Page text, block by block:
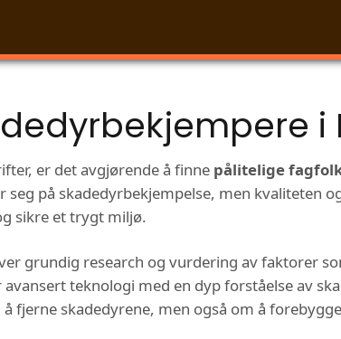
i
er det avgjørende å finne pålitelige
på skadedyrbekjempelse, men kvaliteten
sikre et trygt miljø.
grundig research og vurdering av faktorer
teknologi med en dyp forståelse av
fjerne skadedyrene, men også om å